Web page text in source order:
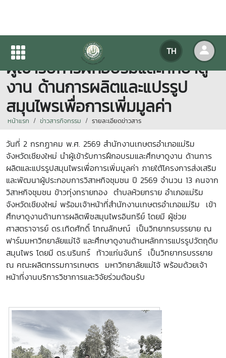
TH
สำนักงานเกษตรอำเภอแม่ริม นำ
ผู้เข้ารับการฝึกอบรมและศึกษาดู
งาน ด้านการผลิตและแปรรูป
สมุนไพรเพื่อการเพิ่มมูลค่า
หน้าแรก ข่าวสารกิจกรรม รายละเอียดข่าวสาร
วันที่ 2 กรกฏาคม พ.ศ. 2569 สำนักงานเกษตรอำเภอแม่ริม
จังหวัดเชียงใหม่ นำผู้เข้ารับการฝึกอบรมและศึกษาดูงาน ด้านการ
ผลิตและแปรรูปสมุนไพรเพื่อการเพิ่มมูลค่า ภายใต้โครงการส่งเสริม
และพัฒนาผู้ประกอบการวิสาหกิจชุมชน ปี 2569 จำนวน 13 คนจาก
วิสาหกิจชุมชน ข้าวทุ่งทรายทอง ตำบลห้วยทราย อำเภอแม่ริม
จังหวัดเชียงใหม่ พร้อมเจ้าหน้าที่สำนักงานเกษตรอำเภอแม่ริม เข้า
ศึกษาดูงานด้านการผลิตพืชสมุนไพรอินทรีย์ โดยมี ผู้ช่วย
ศาสตราจารย์ ดร.เทิดศักดิ์ โทณลักษณ์ เป็นวิทยากรบรรยาย ณ
ฟาร์มมหาวิทยาลัยแม่โจ้ และศึกษาดูงานด้านหลักการแปรรูปวัตถุดิบ
สมุนไพร โดยมี ดร.นรินทร์ ท้าวแก่นจันทร์ เป็นวิทยากรบรรยาย
ณ คณะผลิตกรรมการเกษตร มหาวิทยาลัยแม่โจ้ พร้อมด้วยเจ้า
หน้าที่งานบริการวิชาการและวิจัยร่วมต้อนรับ